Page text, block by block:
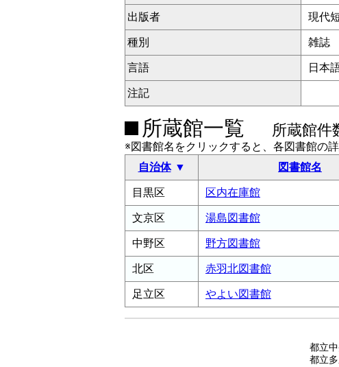
出版者 現代
種別 雑誌
言語 日本
注記
所蔵館一覧 所蔵館件
※図書館名をクリックすると、各図書館の
自治体
図書館名
目黒区 区内在庫館
文京区 湯島図書館
中野区 野方図書館
北区 赤羽北図書館
足立区 やよい図書館
都立
都立